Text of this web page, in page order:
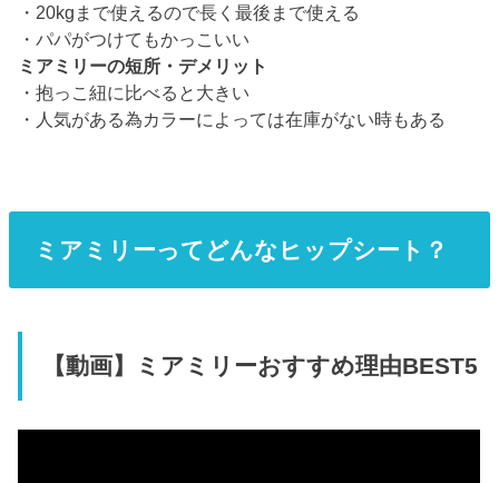
・20kgまで使えるので長く最後まで使える
・パパがつけてもかっこいい
ミアミリーの短所・デメリット
・抱っこ紐に比べると大きい
・人気がある為カラーによっては在庫がない時もある
ミアミリーってどんなヒップシート？
【動画】ミアミリーおすすめ理由BEST5